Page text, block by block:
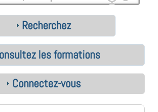
Recherchez
les formations
Connectez-vous